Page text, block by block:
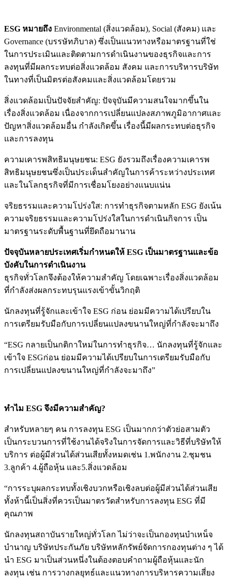
ESG หมายถึง Environmental (สิ่งแวดล้อม), Social (สังคม) และ
Governance (บรรษัทภิบาล) ซึ่งเป็นแนวทางหรือมาตรฐานที่ใช่
ในการประเมินและติดตามการดำเนินงานของธุรกิจและการ
ลงทุนที่มีผลกระทบต่อสิ่งแวดล้อม สังคม และการบริหารบริษัท
ในทางที่เป็นมิตรต่อสังคมและสิ่งแวดล้อมโดยรวม
สิ่งแวดล้อมเป็นปัจจัยสำคัญ: ปัจจุบันมีความสนใจมากขึ้นใน
เรื่องสิ่งแวดล้อม เนื่องจากการเปลี่ยนแปลงสภาพภูมิอากาศและ
ปัญหาสิ่งแวดล้อมอื่น กำลังเกิดขึ้น เรื่องนี้มีผลกระทบต่อธุรกิจ
และการลงทุน
ความเคารพสิทธิมนุษยชน: ESG ยังรวมถึงเรื่องความเคารพ
สิทธิมนุษยชนซึ่งเป็นประเด็นสำคัญในการค้าระหว่างประเทศ
และในโลกธุรกิจที่มีการเชื่อมโยงอย่างแนบแน่น
จริยธรรมและความโปร่งใส: การทำธุรกิจตามหลัก ESG ยังเน้น
ความจริยธรรมและความโปร่งใสในการดำเนินกิจการ เป็น
มาตรฐานระดับพื้นฐานที่ยึดถือมานาน
ปัจจุบันหลายประเทศเริ่มกำหนดให้ ESG เป็นมาตรฐานและข้อ
บังคับในการดำเนินงาน
ธุรกิจทั่วโลกจึงต้องให้ความสำคัญ โดยเฉพาะเรื่องสิ่งแวดล้อม
ที่กำลังส่งผลกระทบรุนแรงเข้าขั้นวิกฤติ
นักลงทุนที่รู้จักและเข้าใจ ESG ก่อน ย่อมมีความได้เปรียบใน
การเตรียมรับมือกับการเปลี่ยนแปลงขนานใหญ่ที่กำลังจะมาถึง
“ESG กลายเป็นกติกาใหม่ในการทำธุรกิจ… นักลงทุนที่รู้จักและ
เข้าใจ ESGก่อน ย่อมมีความได้เปรียบในการเตรียมรับมือกับ
การเปลี่ยนแปลงขนานใหญ่ที่กำลังจะมาถึง”
ทำไม ESG จึงมีความสำคัญ?
สำหรับหลายๆ คน การลงทุน ESG เป็นมากกว่าตัวย่อสามตัว
เป็นกระบวนการที่ใช้งานได้จริงในการจัดการและวิธีที่บริษัทให้
บริการ ต่อผู้มีส่วนได้ส่วนเสียทั้งหมดเช่น 1.พนักงาน 2.ชุมชน
3.ลูกค้า 4.ผู้ถือหุ้น และ5.สิ่งแวดล้อม
“การระบุผลกระทบทั้งเชิงบวกหรือเชิงลบต่อผู้มีส่วนได้ส่วนเสีย
ทั้งห้านี้เป็นสิ่งที่ควรเป็นมาตรวัดสำหรับการลงทุน ESG ที่มี
คุณภาพ
นักลงทุนสถาบันรายใหญ่ทั่วโลก ไม่ว่าจะเป็นกองทุนบำเหน็จ
บำนาญ บริษัทประกันภัย บริษัทหลักรัพย์จัดการกองทุนต่าง ๆ ได้
นำ ESG มาเป็นส่วนหนึ่งในต้องตอบคำถามผู้ถือหุ้นและนัก
ลงทุน เช่น การวางกลยุทธ์และแนวทางการบริหารความเสี่ยง